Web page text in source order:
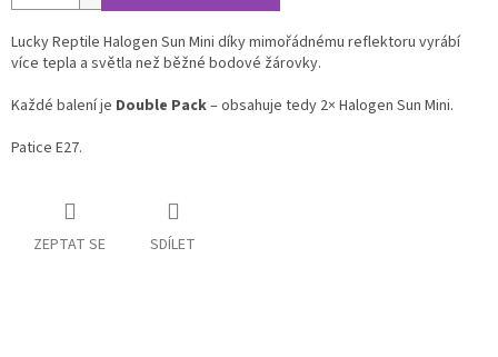
Lucky Reptile Halogen Sun Mini díky mimořádnému reflektoru vyrábí
více tepla a světla než běžné bodové žárovky.
Každé balení je Double Pack– obsahuje tedy 2× Halogen Sun Mini.
Patice E27.
ZEPTAT SE SDÍLET